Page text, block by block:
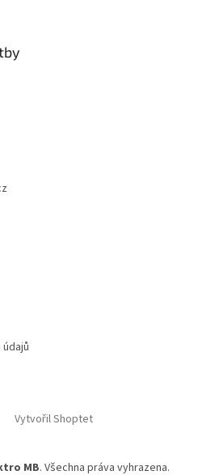
Vytvořil Shoptet
MB. Všechna práva vyhrazena.